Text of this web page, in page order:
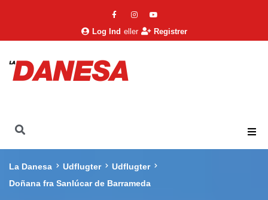
Log Ind eller Registrer
La Danesa Udflugter
Udflugter
Doñana fra Sanlúcar de Barrameda